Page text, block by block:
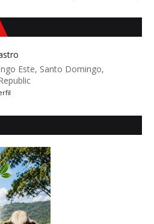
Este, Santo Domingo,